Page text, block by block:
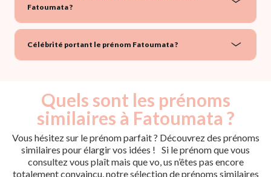
Fatoumata ?
Célébrité portant le prénom Fatoumata ?
Quels sont les prénoms
similaires à Fatoumata ?
Vous hésitez sur le prénom parfait ? Découvrez des prénoms
similaires pour élargir vos idées ! Si le prénom que vous
consultez vous plaît mais que vo, us n’êtes pas encore
totalement convaincu, notre sélection de prénoms similaires